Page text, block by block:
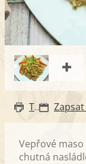
Tisk
Vepřové
chutná